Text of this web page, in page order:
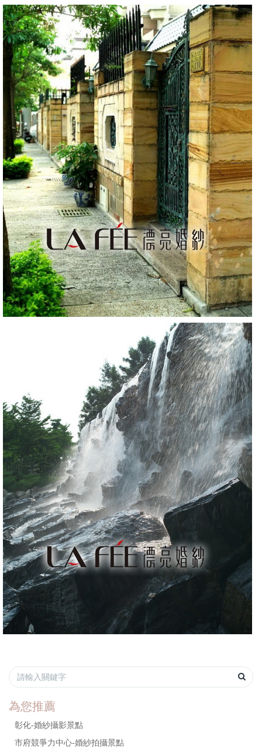
為您推薦
彰化-婚紗攝影景點
市府競爭力中心-婚紗拍攝景點